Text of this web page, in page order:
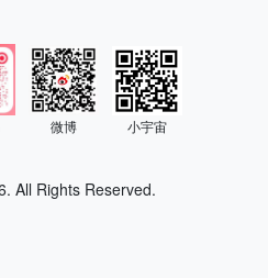
微博 小宇宙
All Rights Reserved.